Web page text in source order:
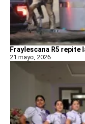
Fraylescana R5 repite
21 mayo, 2026